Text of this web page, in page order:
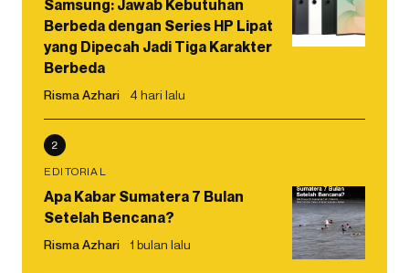
Samsung: Jawab Kebutuhan
Berbeda dengan Series HP Lipat
yang Dipecah Jadi Tiga Karakter
Berbeda
Risma Azhari 4 hari lalu
2
EDITORIAL
Apa Kabar Sumatera 7 Bulan
Setelah Bencana?
Risma Azhari 1 bulan lalu